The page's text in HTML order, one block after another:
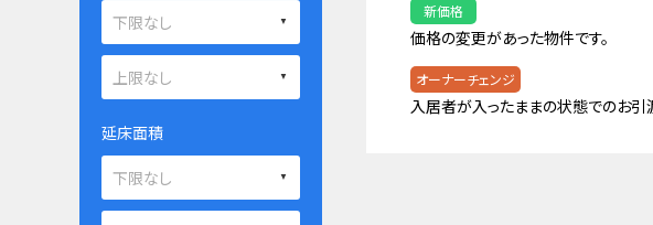
新価格
価格の変更があった物件です。
オーナーチェンジ
入居者が入ったままの状態でのお引
延床面積